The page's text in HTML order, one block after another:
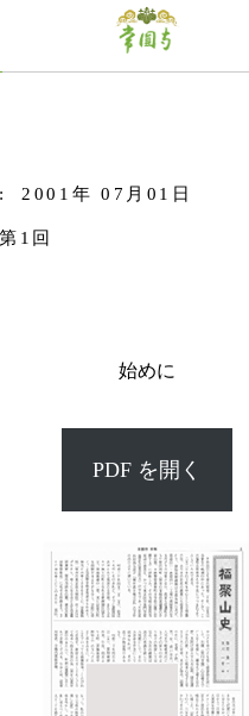
: 2001年 07月01日
第1回
始めに
PDF を開く